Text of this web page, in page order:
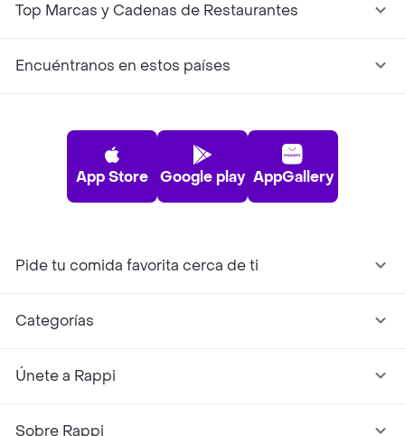
Top Marcas y Cadenas de Restaurantes
Encuéntranos en estos países
App Store Google play AppGallery
Pide tu comida favorita cerca de ti
Categorías
Únete a Rappi
Sobre Rappi